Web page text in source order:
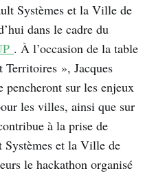
Systèmes et la Ville de
dans le cadre du
. À l’occasion de la table
Territoires », Jacques
sur les enjeux
les villes, ainsi que sur
à la prise de
Systèmes et la Ville de
le hackathon organisé